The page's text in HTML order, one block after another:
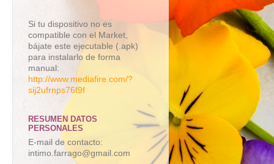
Si tu dispositivo no es
compatible con el Market,
bájate este ejecutable (.apk)
para instalarlo de forma
manual:
http://www.mediafire.com/?
sij2ufrnps76f9f
RESUMEN DATOS
PERSONALES
E-mail de contacto:
intimo.farrago@gmail.com